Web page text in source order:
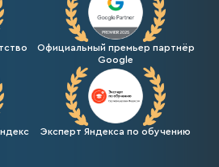
Официальный премьер партнёр
Google
Эксперт Яндекса по обучению